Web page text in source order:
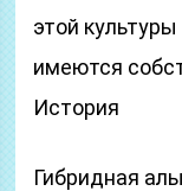
этой
имеются
История
Гибридная